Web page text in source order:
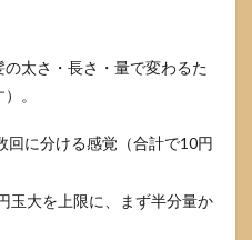
太さ・長さ・量で変わるた
。
回に分ける感覚（合計で10円
玉大を上限に、まず半分量か